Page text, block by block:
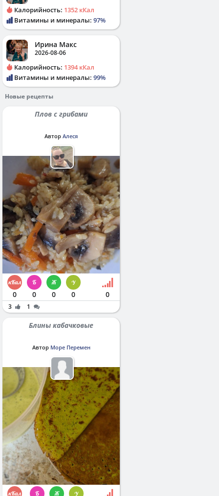
Калорийность: 1352 кКал
Витамины и минералы: 97%
Ирина Макс
2026-08-06
Калорийность: 1394 кКал
Витамины и минералы: 99%
Новые рецепты
Плов с грибами
Автор Алеся
0 0 0 0 0
3 1
Блины кабачковые
Автор Море Перемен